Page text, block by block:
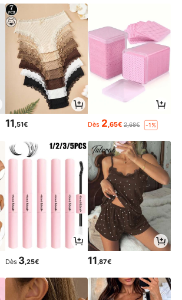
11,51€ Dès 2,65€ 2,68€ -1%
Dès 3 ,25€ 11 ,87€